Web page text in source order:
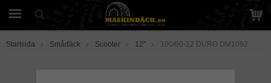
Startsida Smådäck Scooter 12" 100/60-12 DURO DM1092